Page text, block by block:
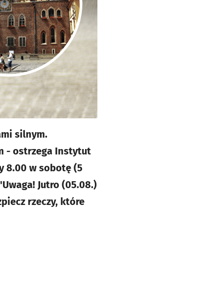
silnym.
- ostrzega Instytut
8.00 w sobotę (5
Jutro (05.08.)
rzeczy, które